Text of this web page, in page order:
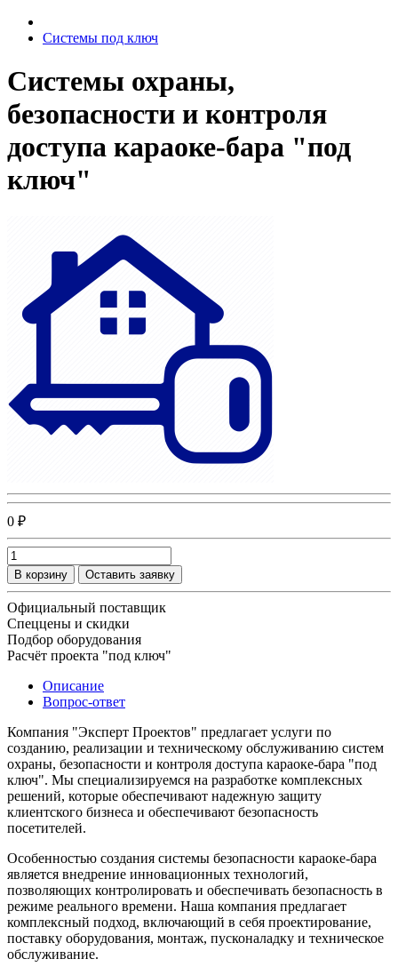
Системы под ключ
Системы охраны,
безопасности и контроля
доступа караоке-бара "под
ключ"
0 ₽
В корзину Оставить заявку
Официальный поставщик
Спеццены и скидки
Подбор оборудования
Расчёт проекта "под ключ"
Описание
Вопрос-ответ
Компания "Эксперт Проектов" предлагает услуги по
созданию, реализации и техническому обслуживанию систем
охраны, безопасности и контроля доступа караоке-бара "под
ключ". Мы специализируемся на разработке комплексных
решений, которые обеспечивают надежную защиту
клиентского бизнеса и обеспечивают безопасность
посетителей.
Особенностью создания системы безопасности караоке-бара
является внедрение инновационных технологий,
позволяющих контролировать и обеспечивать безопасность в
режиме реального времени. Наша компания предлагает
комплексный подход, включающий в себя проектирование,
поставку оборудования, монтаж, пусконаладку и техническое
обслуживание.